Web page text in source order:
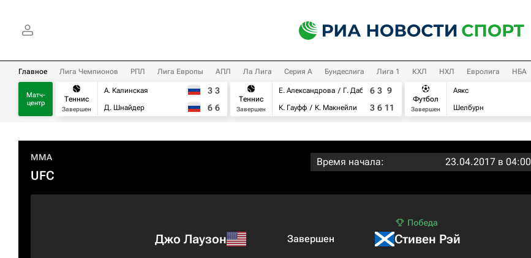
Главное Лига Чемпионов РПЛ Лига Европы АПЛ Ла Лига Серия А Бундеслига Лига 1 КХЛ НХЛ Евролига НБА
Матч-
центр
Теннис
Завершен
А. Калинская
Д. Шнайдер
3 3
6 6
Теннис
Завершен
Е. Александрова
Г. Дабровски
К. Гауфф
К. Макнейли
6 3 9
3 6 11
Футбол
Завершен
Аякс
Шелбурн
MMA
UFC
Время начала: 23.04.2017 в 04:00
Джо Лаузон Завершен Стивен Рэй